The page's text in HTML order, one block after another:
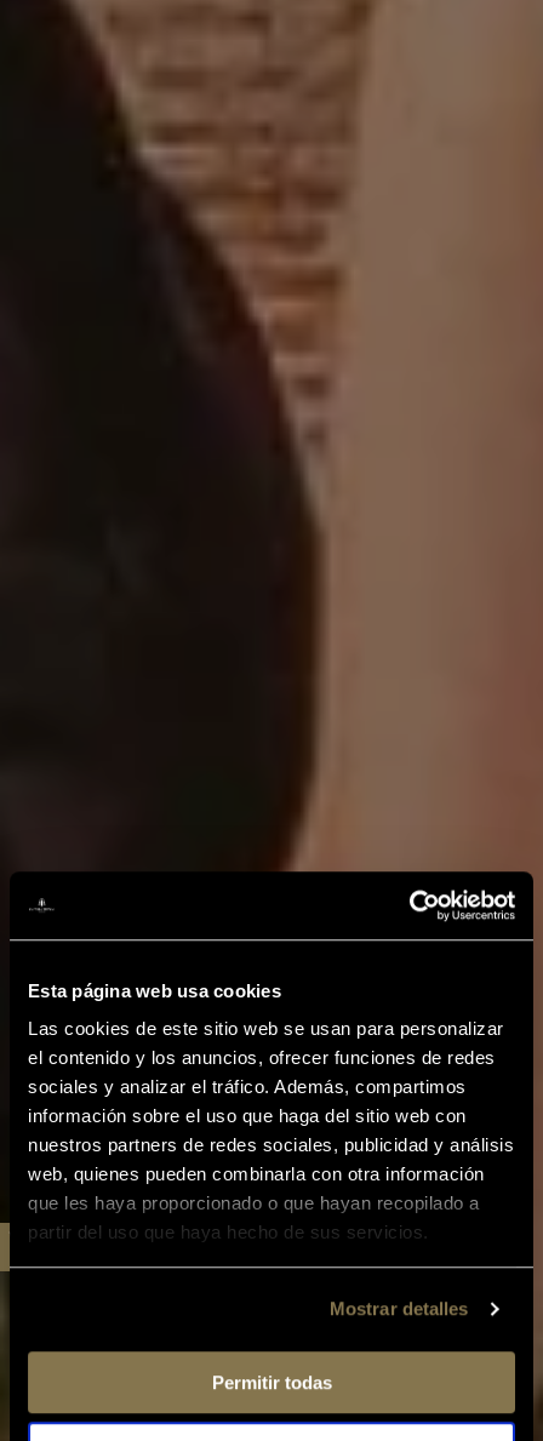
Esta página web usa cookies
Las cookies de este sitio web se usan para personalizar
el contenido y los anuncios, ofrecer funciones de redes
sociales y analizar el tráfico. Además, compartimos
información sobre el uso que haga del sitio web con
nuestros partners de redes sociales, publicidad y análisis
web, quienes pueden combinarla con otra información
que les haya proporcionado o que hayan recopilado a
partir del uso que haya hecho de sus servicios.
Mostrar detalles
Permitir todas